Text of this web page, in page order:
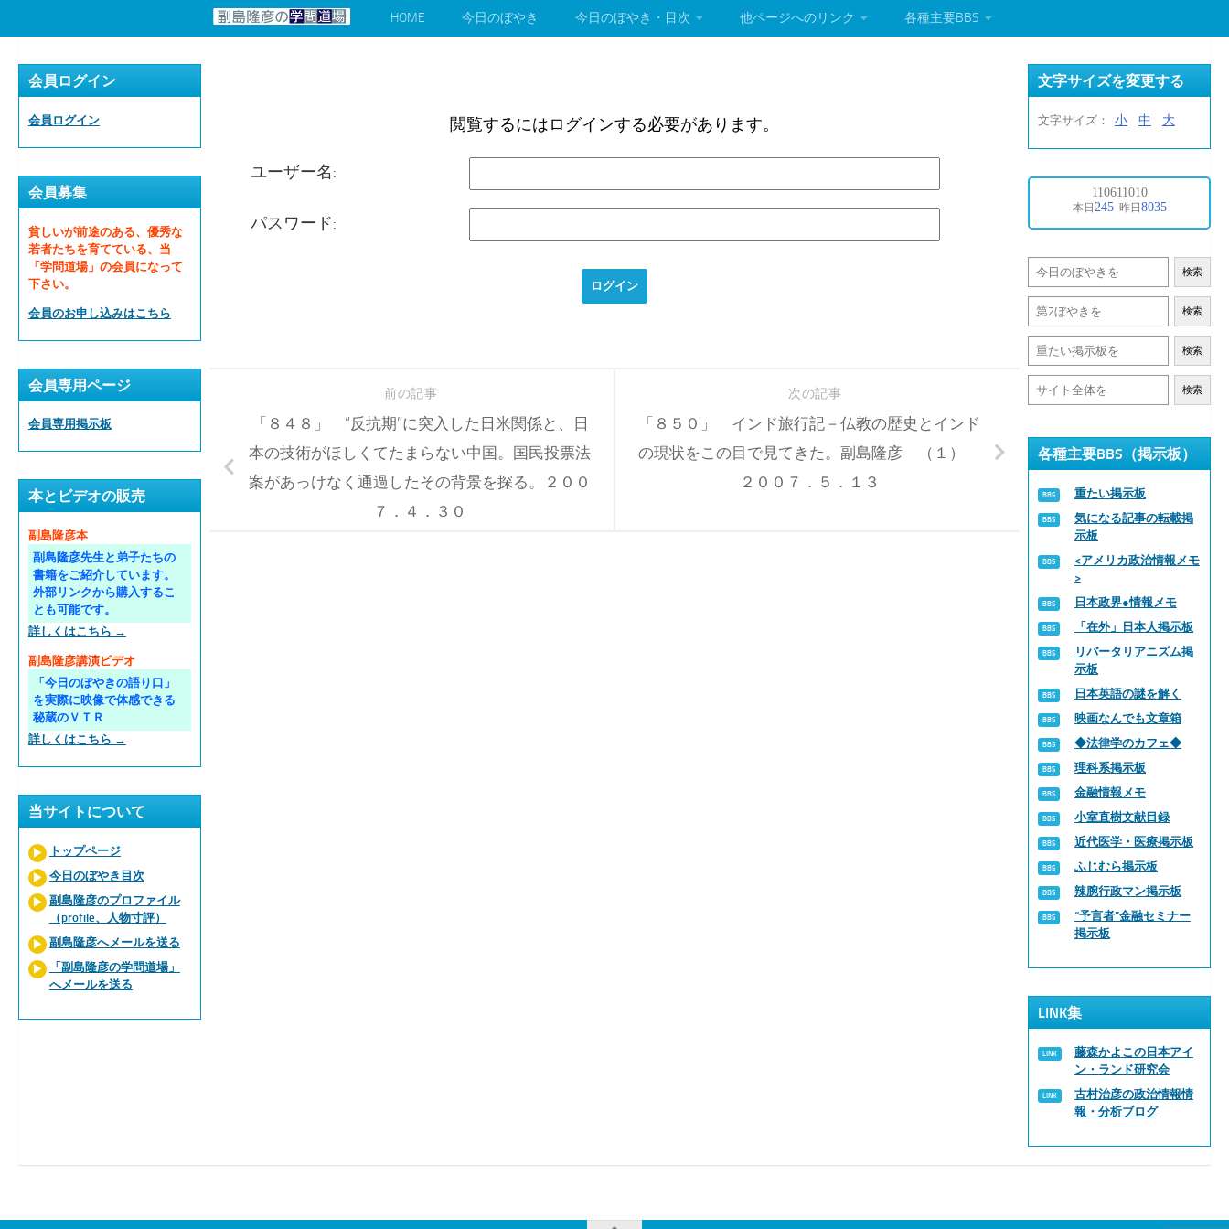
HOME 今日のぼやき 今日のぼやき・目次 他ページへのリンク 各種主要BBS
閲覧するにはログインする必要があります。
ユーザー名:
パスワード:
次の記事
「８５０」 インド旅行記－仏教の歴史とインド
の現状をこの目で見てきた。副島隆彦 （１）
２００７．５．１３
前の記事
「８４８」 “反抗期”に突入した日米関係と、日
本の技術がほしくてたまらない中国。国民投票法
案があっけなく通過したその背景を探る。２００
７．４．３０
会員ログイン
会員ログイン
会員募集
貧しいが前途のある、優秀な
若者たちを育てている、当
「学問道場」の会員になって
下さい。
会員のお申し込みはこちら
会員専用ページ
会員専用掲示板
本とビデオの販売
副島隆彦本
副島隆彦先生と弟子たちの
書籍をご紹介しています。
外部リンクから購入するこ
とも可能です。
詳しくはこちら →
副島隆彦講演ビデオ
「今日のぼやきの語り口」
を実際に映像で体感できる
秘蔵のＶＴＲ
詳しくはこちら →
当サイトについて
トップページ
今日のぼやき目次
副島隆彦のプロファイル
（profile、人物寸評）
副島隆彦へメールを送る
「副島隆彦の学問道場」
へメールを送る
文字サイズを変更する
文字サイズ： 小 中 大
検索
検索
検索
検索
各種主要BBS（掲示板）
重たい掲示板
気になる記事の転載掲
示板
<アメリカ政治情報メモ
>
日本政界●情報メモ
「在外」日本人掲示板
リバータリアニズム掲
示板
日本英語の謎を解く
映画なんでも文章箱
◆法律学のカフェ◆
理科系掲示板
金融情報メモ
小室直樹文献目録
近代医学・医療掲示板
ふじむら掲示板
辣腕行政マン掲示板
“予言者”金融セミナー
掲示板
LINK集
藤森かよこの日本アイ
ン・ランド研究会
古村治彦の政治情報情
報・分析ブログ